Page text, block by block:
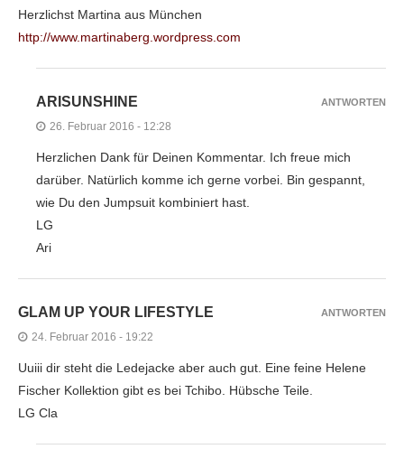
Herzlichst Martina aus München
http://www.martinaberg.wordpress.com
ARISUNSHINE
26. Februar 2016 - 12:28
Herzlichen Dank für Deinen Kommentar. Ich freue mich
darüber. Natürlich komme ich gerne vorbei. Bin gespannt,
wie Du den Jumpsuit kombiniert hast.
LG
Ari
ANTWORTEN
GLAM UP YOUR LIFESTYLE
24. Februar 2016 - 19:22
Uuiii dir steht die Ledejacke aber auch gut. Eine feine Helene
Fischer Kollektion gibt es bei Tchibo. Hübsche Teile.
LG Cla
ANTWORTEN